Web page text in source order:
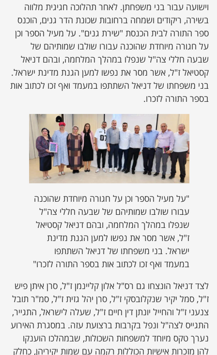
וישועה עבור בני משפחתן. לאחר תהלוכה חגיגית מלווה
בשירה, ריקודים ושמחה ברחובות שכונת הדר גנים, הוכנס
ספר התורה לבית הכנסת "שירת גנים". על מעיל הספר וכן
על חגורה מיוחדת שהוכנה עבורו שולבו שמותיהם של
שבעה חללי צה"ל שנפלו במהלך המלחמה, ובהם דניאל
קסטיאל ז"ל, אשר מסר את נפשו למען הגנת מדינת ישראל.
בני משפחתו של דניאל השתתפו במעמד ואף זכו לכתוב אות
בספר התורה לזכרו.
"על מעיל הספר וכן על חגורה מיוחדת שהוכנה
עבורו שולבו שמותיהם של שבעה חללי צה"ל
שנפלו במהלך המלחמה, ובהם דניאל קסטיאל
ז"ל, אשר מסר את נפשו למען הגנת מדינת
ישראל. בני משפחתו של דניאל השתתפו
במעמד ואף זכו לכתוב אות בספר התורה לזכרו"
לצד דניאל הונצחו גם רס"ל אלון קליינמן ז"ל, סרן איתן פיש
ז"ל, סמל יקיר שנקלובסקי ז"ל, סרן יהל גזית ז"ל, סמ"ר תובל
צנעני ז"ל והחייל יונתן דין חיים ז"ל, שעלה לישראל, התגייר,
התגייס לצה"ל ונפל בקרבות ברצועת עזה. במסגרת האירוע
נערך טקס מיוחד למשפחות השכולות, שבמהלכו הוענקו
להן מזכרות אישיות הכוללות רקמה עם שמות יקיריהן, כחלק